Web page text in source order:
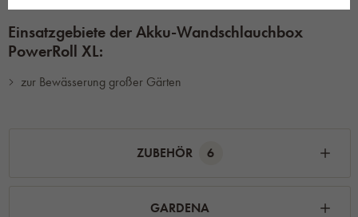
Einsatzgebiete der Akku-Wandschlauchbox
PowerRoll XL:
zur Bewässerung großer Gärten
ZUBEHÖR 6
GARDENA